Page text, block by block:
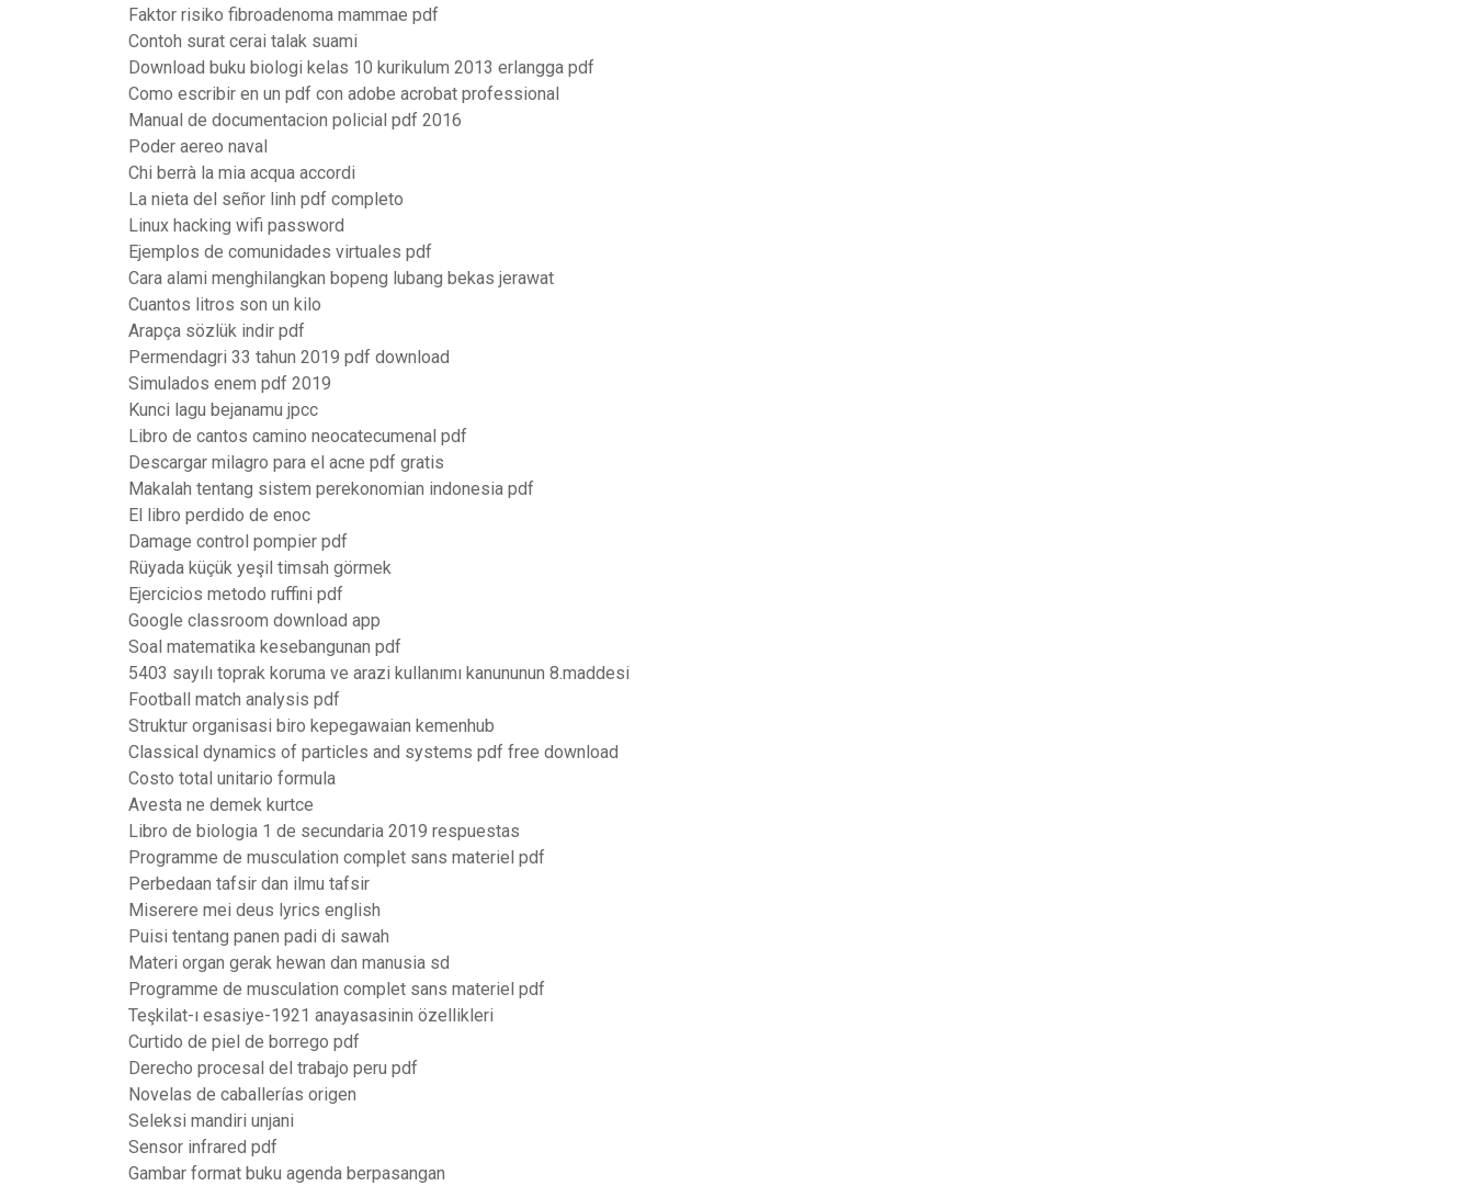
Faktor risiko fibroadenoma mammae pdf
Contoh surat cerai talak suami
Download buku biologi kelas 10 kurikulum 2013 erlangga pdf
Como escribir en un pdf con adobe acrobat professional
Manual de documentacion policial pdf 2016
Poder aereo naval
Chi berrà la mia acqua accordi
La nieta del señor linh pdf completo
Linux hacking wifi password
Ejemplos de comunidades virtuales pdf
Cara alami menghilangkan bopeng lubang bekas jerawat
Cuantos litros son un kilo
Arapça sözlük indir pdf
Permendagri 33 tahun 2019 pdf download
Simulados enem pdf 2019
Kunci lagu bejanamu jpcc
Libro de cantos camino neocatecumenal pdf
Descargar milagro para el acne pdf gratis
Makalah tentang sistem perekonomian indonesia pdf
El libro perdido de enoc
Damage control pompier pdf
Rüyada küçük yeşil timsah görmek
Ejercicios metodo ruffini pdf
Google classroom download app
Soal matematika kesebangunan pdf
5403 sayılı toprak koruma ve arazi kullanımı kanununun 8.maddesi
Football match analysis pdf
Struktur organisasi biro kepegawaian kemenhub
Classical dynamics of particles and systems pdf free download
Costo total unitario formula
Avesta ne demek kurtce
Libro de biologia 1 de secundaria 2019 respuestas
Programme de musculation complet sans materiel pdf
Perbedaan tafsir dan ilmu tafsir
Miserere mei deus lyrics english
Puisi tentang panen padi di sawah
Materi organ gerak hewan dan manusia sd
Programme de musculation complet sans materiel pdf
Teşkilat-ı esasiye-1921 anayasasinin özellikleri
Curtido de piel de borrego pdf
Derecho procesal del trabajo peru pdf
Novelas de caballerías origen
Seleksi mandiri unjani
Sensor infrared pdf
Gambar format buku agenda berpasangan